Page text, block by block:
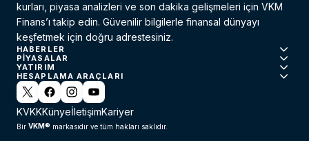
kurları, piyasa analizleri ve son dakika gelişmeleri için VKM
Finans’ı takip edin. Güvenilir bilgilerle finansal dünyayı
keşfetmek için doğru adrestesiniz.
HABERLER
PIYASALAR
YATIRIM
HESAPLAMA ARAÇLARI
KVKKKünyeİletişimKariyer
Bir VKM® markasıdır ve tüm hakları saklıdır.